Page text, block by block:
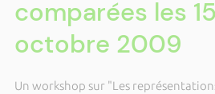
comparées les
octobre 2009
Un workshop sur "Les